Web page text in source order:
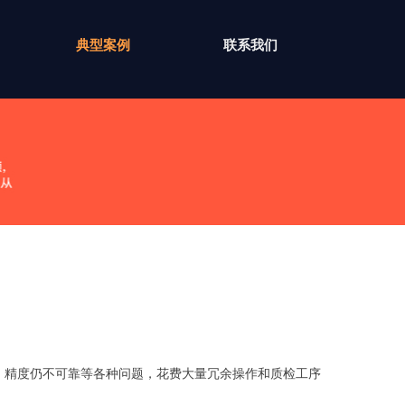
典型案例 联系我们
度仍不可靠等各种问题，花费大量冗余操作和质检工序